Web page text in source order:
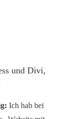
und Divi,
Ich hab bei